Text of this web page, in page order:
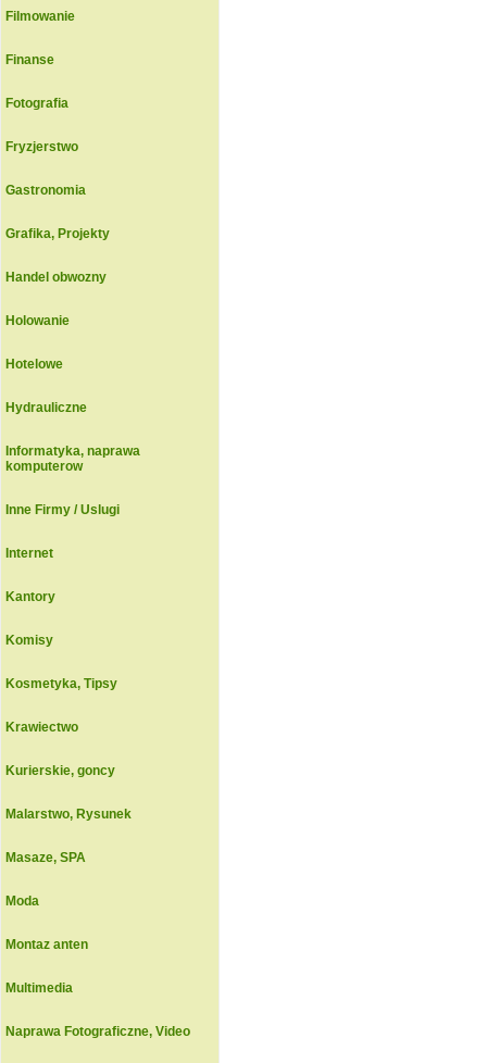
Filmowanie
Finanse
Fotografia
Fryzjerstwo
Gastronomia
Grafika, Projekty
Handel obwozny
Holowanie
Hotelowe
Hydrauliczne
Informatyka, naprawa
komputerow
Inne Firmy / Uslugi
Internet
Kantory
Komisy
Kosmetyka, Tipsy
Krawiectwo
Kurierskie, goncy
Malarstwo, Rysunek
Masaze, SPA
Moda
Montaz anten
Multimedia
Naprawa Fotograficzne, Video